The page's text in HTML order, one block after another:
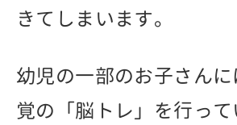
きてしまいます。
幼児の一部のお子さん
覚の「脳トレ」を行って